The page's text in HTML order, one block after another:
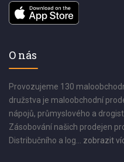
O nás
Provozujeme 130
družstva je maloobchodní
nápojů, průmyslového a
Zásobování našich prodejen
Distribučního a log... zobrazit